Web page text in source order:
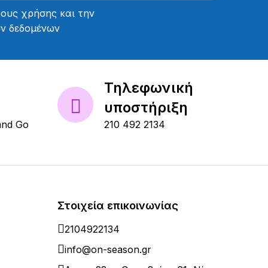
χρήσης και την
δεδομένων
Go
Τηλεφωνική
υποστήριξη
210 492 2134
Στοιχεία επικοινωνίας
2104922134
info@on-season.gr